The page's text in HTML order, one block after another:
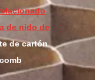
de nido de
de cartón